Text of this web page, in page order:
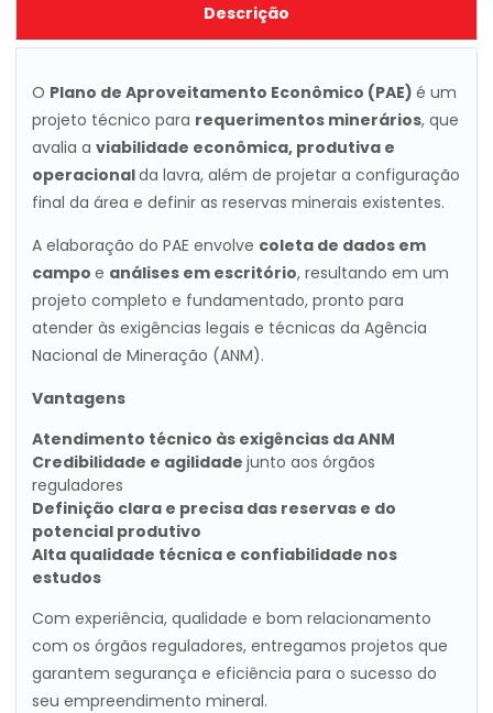
Descrição
O Plano de Aproveitamento Econômico (PAE) é um
projeto técnico para requerimentos minerários, que
avalia a viabilidade econômica, produtiva e
operacionalda lavra, além de projetar a configuração
final da área e definir as reservas minerais existentes.
A elaboração do PAE envolve coleta de dados em
campo e análises em escritório, resultando em um
projeto completo e fundamentado, pronto para
atender às exigências legais e técnicas da Agência
Nacional de Mineração (ANM).
Vantagens
Atendimento técnico às exigências da ANM
Credibilidade e agilidade junto aos órgãos
reguladores
Definição clara e precisa das reservas e do
potencial produtivo
Alta qualidade técnica e confiabilidade nos
estudos
Com experiência, qualidade e bom relacionamento
com os órgãos reguladores, entregamos projetos que
garantem segurança e eficiência para o sucesso do
seu empreendimento mineral.